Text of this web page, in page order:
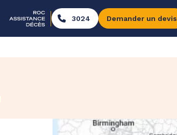
3024 Demander un devis